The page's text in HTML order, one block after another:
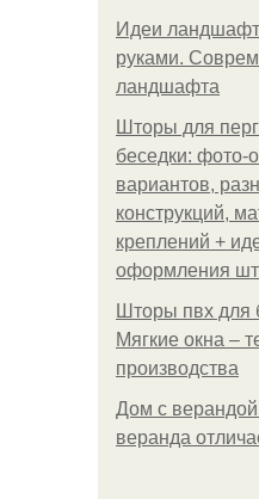
Идеи
руками.
ландшафта
Шторы для
беседки: фото-
вариантов,
конструкций,
креплений +
оформления
Шторы пвх для
Мягкие окна –
производства
Дом с
веранда